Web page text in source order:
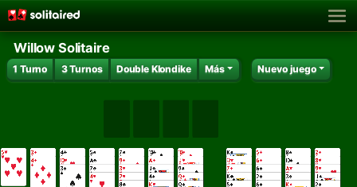
Willow Solitaire
1 Turno 3 Turnos Double Klondike Más Nuevo juego